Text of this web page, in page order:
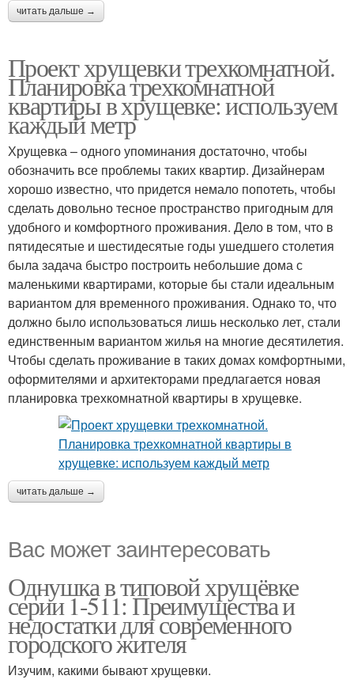
читать дальше →
Проект хрущевки трехкомнатной.
Планировка трехкомнатной
квартиры в хрущевке: используем
каждый метр
Хрущевка – одного упоминания достаточно, чтобы
обозначить все проблемы таких квартир. Дизайнерам
хорошо известно, что придется немало попотеть, чтобы
сделать довольно тесное пространство пригодным для
удобного и комфортного проживания. Дело в том, что в
пятидесятые и шестидесятые годы ушедшего столетия
была задача быстро построить небольшие дома с
маленькими квартирами, которые бы стали идеальным
вариантом для временного проживания. Однако то, что
должно было использоваться лишь несколько лет, стали
единственным вариантом жилья на многие десятилетия.
Чтобы сделать проживание в таких домах комфортными,
оформителями и архитекторами предлагается новая
планировка трехкомнатной квартиры в хрущевке.
читать дальше →
Вас может заинтересовать
Однушка в типовой хрущёвке
серии 1-511: Преимущества и
недостатки для современного
городского жителя
Изучим, какими бывают хрущевки.